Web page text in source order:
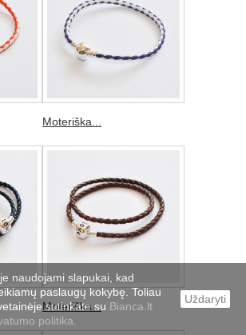
Moteriška...
Moteriška...
naudojami slapukai, kad
paslaugų kokybę. Toliau
sutinkate su Bianca.lt
politika.
Uždaryti